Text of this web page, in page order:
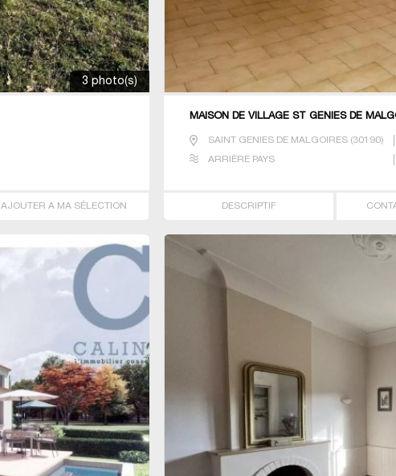
3 photo(s)
AJOUTER A MA SÉLECTION
MAISON DE VILLAGE ST GENIES DE
SAINT GENIES DE MALGOIRES (30190)
ARRIÈRE PAYS
DESCRIPTIF